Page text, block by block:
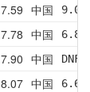
7.59 中国
7.78 中国
7.90 中国
8.07 中国